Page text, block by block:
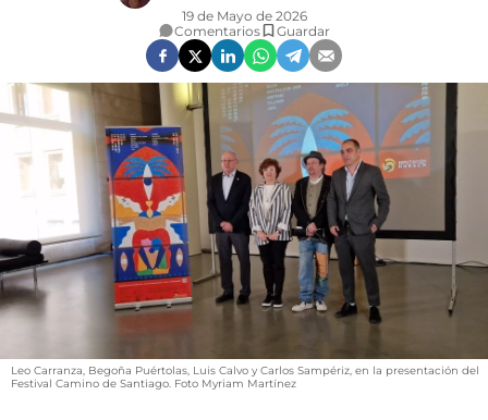
OPINIÓN
GALERÍAS
VÍDEOS
CONTACTAR
FIESTAS EN EL ALTO ARAGÓN
FIESTAS DE SAN LORENZO
CARTELERA
19 de Mayo de 2026
Comentarios
Guardar
Leo Carranza, Begoña Puértolas, Luis Calvo y Carlos Sampériz, en la presentación del
Festival Camino de Santiago. Foto Myriam Martínez